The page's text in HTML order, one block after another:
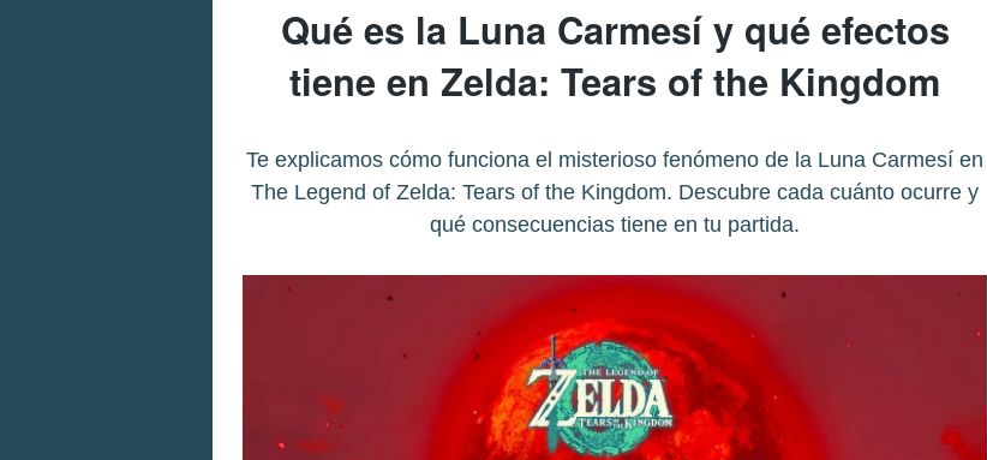
Qué es la Luna Carmesí y qué efectos
tiene en Zelda: Tears of the Kingdom
Te explicamos cómo funciona el misterioso fenómeno de la Luna Carmesí en
The Legend of Zelda: Tears of the Kingdom. Descubre cada cuánto ocurre y
qué consecuencias tiene en tu partida.